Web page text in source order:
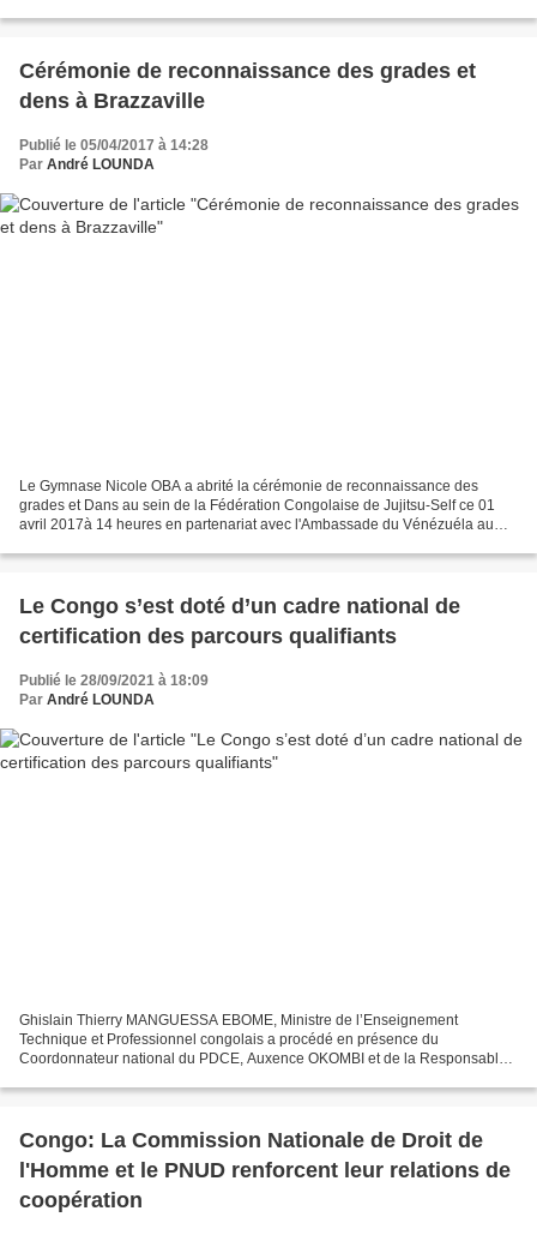
Cérémonie de reconnaissance des grades et
dens à Brazzaville
Publié le 05/04/2017 à 14:28
Par André LOUNDA
Le Gymnase Nicole OBA a abrité la cérémonie de reconnaissance des
grades et Dans au sein de la Fédération Congolaise de Jujitsu-Self ce 01
avril 2017à 14 heures en partenariat avec l'Ambassade du Vénézuéla au
Le Congo s’est doté d’un cadre national de
certification des parcours qualifiants
Publié le 28/09/2021 à 18:09
Par André LOUNDA
Ghislain Thierry MANGUESSA EBOME, Ministre de l’Enseignement
Technique et Professionnel congolais a procédé en présence du
Coordonnateur national du PDCE, Auxence OKOMBI et de la Responsable
Congo: La Commission Nationale de Droit de
l'Homme et le PNUD renforcent leur relations de
coopération